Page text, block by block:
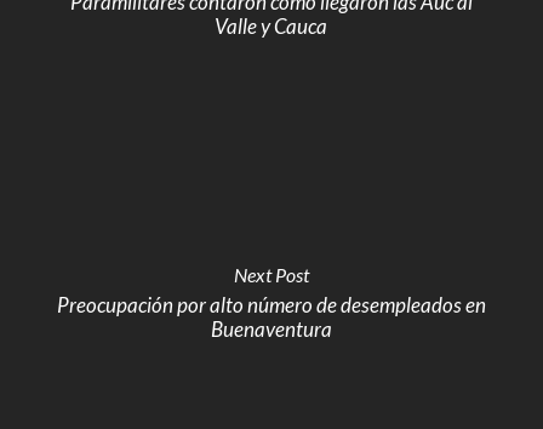
Valle y Cauca
Next Post
Preocupación por alto número de desempleados en
Buenaventura